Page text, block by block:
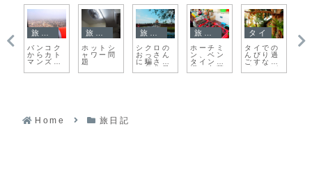
バンコク
からカト
マンズ
ホットシ
ャワー問
題
シクロの
おっさん
に騙され
て気分最
悪
ホーチミ
ン、ベン
タイン市
場と中華
街
タイ
タイでの
んびり過
ごすなら
パーイが
おすすめ
オ
Home 旅日記